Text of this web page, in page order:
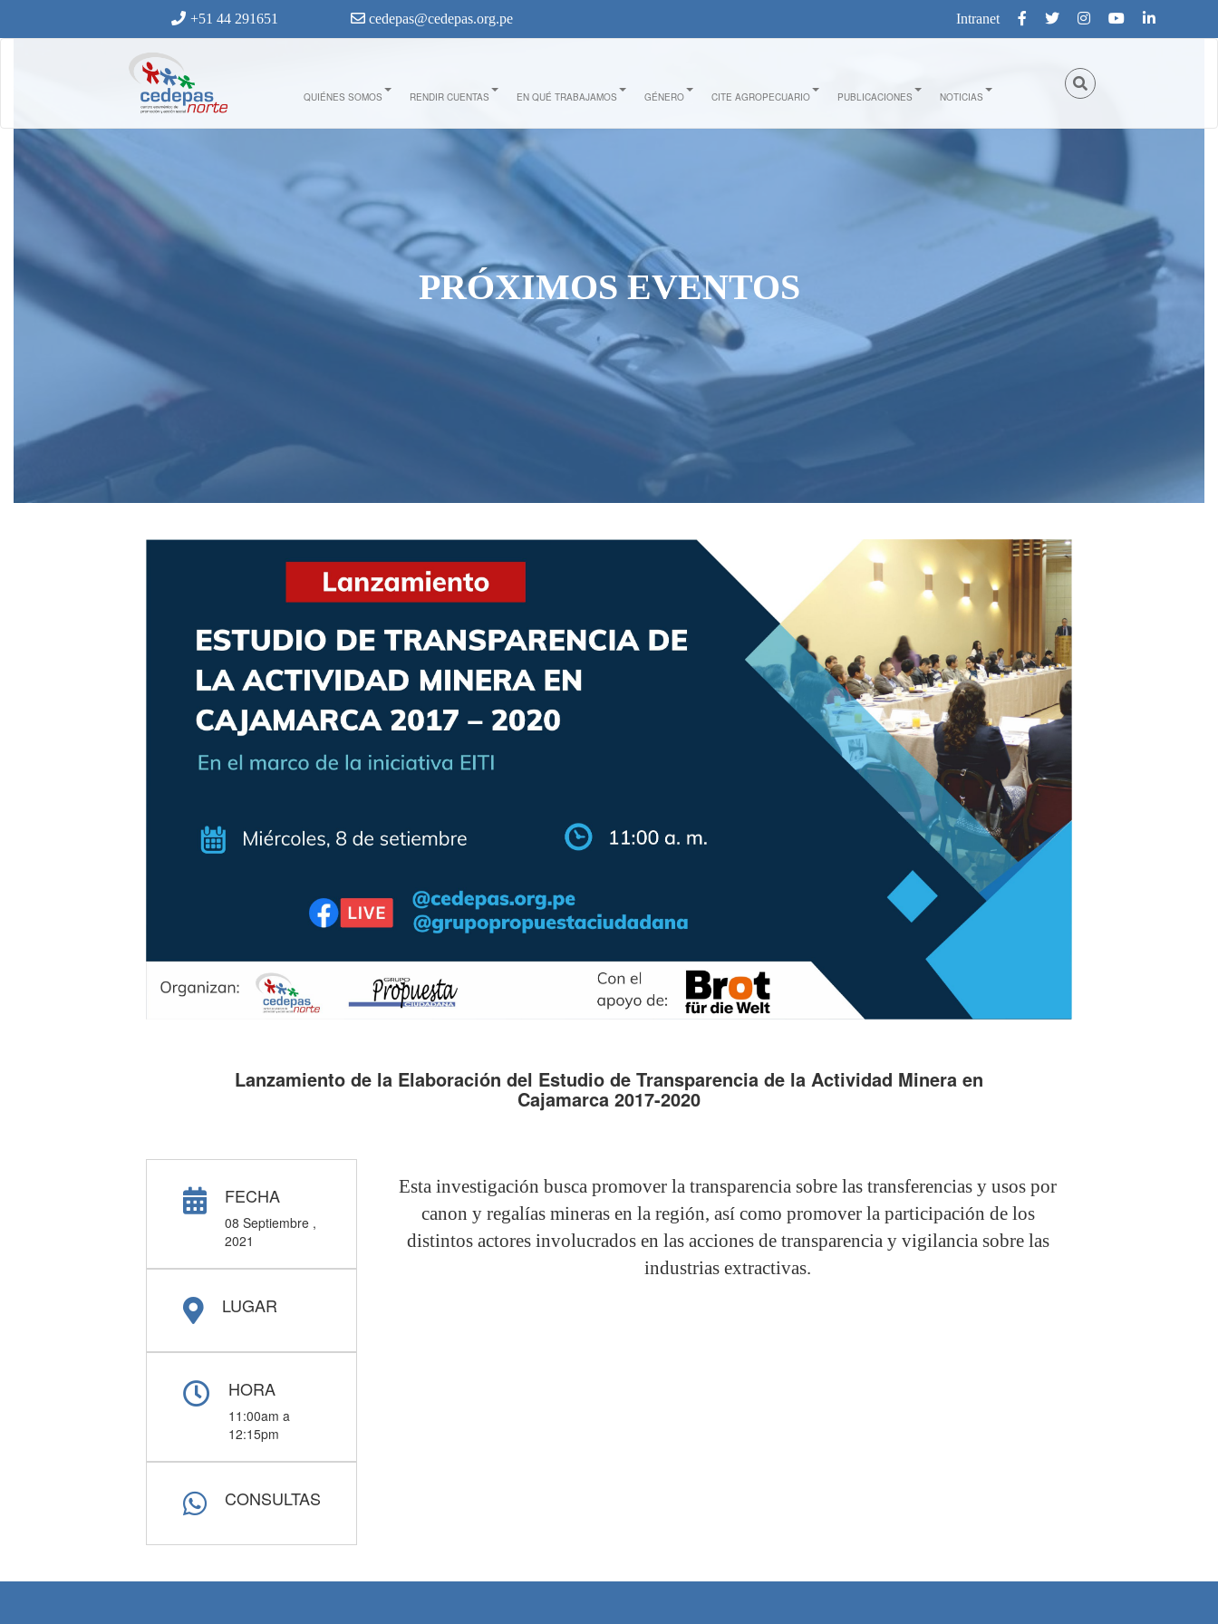
+51 44 291651 cedepas@cedepas.org.pe Intranet
QUIÉNES SOMOS RENDIR CUENTAS EN QUÉ TRABAJAMOS GÉNERO CITE AGROPECUARIO PUBLICACIONES NOTICIAS
PRÓXIMOS EVENTOS
Lanzamiento de la Elaboración del Estudio de Transparencia de la Actividad Minera en
Cajamarca 2017-2020
FECHA
08 Septiembre ,
2021
LUGAR
HORA
11:00am a
12:15pm
CONSULTAS
Esta investigación busca promover la transparencia sobre las transferencias y usos por
canon y regalías mineras en la región, así como promover la participación de los
distintos actores involucrados en las acciones de transparencia y vigilancia sobre las
industrias extractivas.